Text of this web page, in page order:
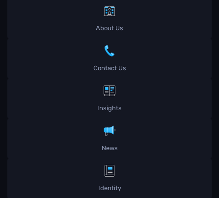
About Us
Contact Us
Insights
News
Identity